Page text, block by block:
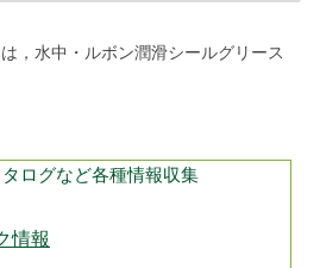
，水中・ルボン潤滑シールグリース
ログなど各種情報収集
情報